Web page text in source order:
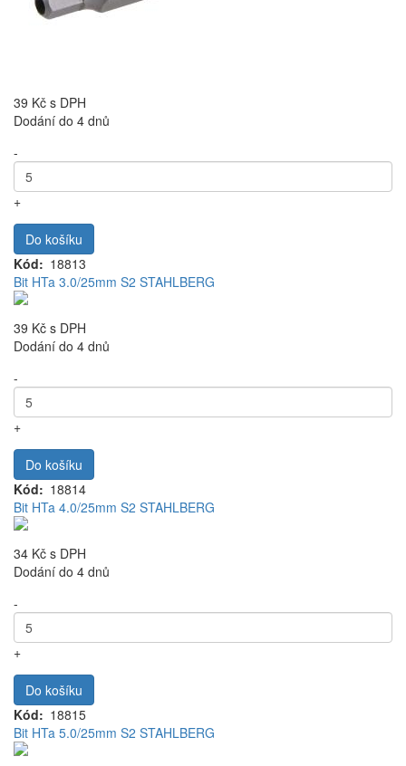
39 Kč s DPH
Dodání do 4 dnů
-
+
Do košíku
Kód
18813
Bit HTa 3.0/25mm S2 STAHLBERG
39 Kč s DPH
Dodání do 4 dnů
-
+
Do košíku
Kód
18814
Bit HTa 4.0/25mm S2 STAHLBERG
34 Kč s DPH
Dodání do 4 dnů
-
+
Do košíku
Kód
18815
Bit HTa 5.0/25mm S2 STAHLBERG